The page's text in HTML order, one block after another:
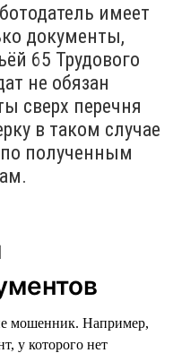
имеет
документы,
65 Трудового
не обязан
сверх перечня
в таком случае
полученным
мошенник. Например,
у которого нет